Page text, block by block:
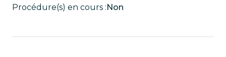
Procédure(s) en cours :Non